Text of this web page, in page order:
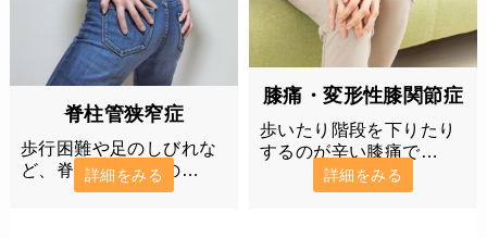
脊柱管狭窄症
歩行困難や足のしびれな
ど、脊柱管狭窄症の…
詳細をみる
膝痛・変形性膝関節症
歩いたり階段を下りたり
するのが辛い膝痛で…
詳細をみる